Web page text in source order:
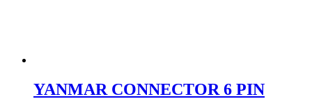
YANMAR CONNECTOR 6 PIN